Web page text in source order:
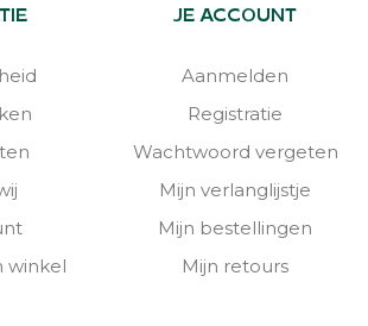
winkel
JE ACCOUNT
Aanmelden
Registratie
Wachtwoord vergeten
Mijn verlanglijstje
Mijn bestellingen
Mijn retours